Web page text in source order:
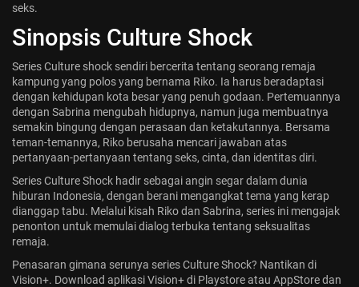
seks.
Sinopsis Culture Shock
Series Culture shock sendiri bercerita tentang seorang remaja
kampung yang polos yang bernama Riko. Ia harus beradaptasi
dengan kehidupan kota besar yang penuh godaan. Pertemuannya
dengan Sabrina mengubah hidupnya, namun juga membuatnya
semakin bingung dengan perasaan dan ketakutannya. Bersama
teman-temannya, Riko berusaha mencari jawaban atas
pertanyaan-pertanyaan tentang seks, cinta, dan identitas diri.
Series Culture Shock hadir sebagai angin segar dalam dunia
hiburan Indonesia, dengan berani mengangkat tema yang kerap
dianggap tabu. Melalui kisah Riko dan Sabrina, series ini mengajak
penonton untuk memulai dialog terbuka tentang seksualitas
remaja.
Penasaran gimana serunya series Culture Shock? Nantikan di
Vision+. Download aplikasi Vision+ di Playstore atau AppStore dan